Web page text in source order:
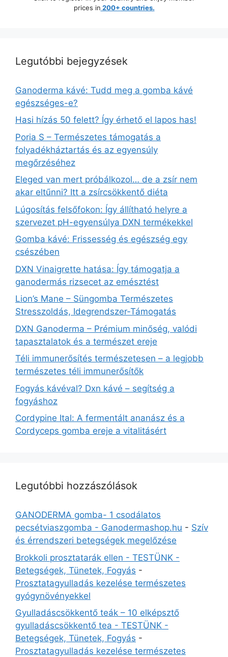
prices in 200+ countries.
Legutóbbi bejegyzések
Ganoderma kávé: Tudd meg a gomba kávé
egészséges-e?
Hasi hízás 50 felett? Így érhető el lapos has!
Poria S – Természetes támogatás a
folyadékháztartás és az egyensúly
megőrzéséhez
Eleged van mert próbálkozol… de a zsír nem
akar eltűnni? Itt a zsírcsökkentő diéta
Lúgosítás felsőfokon: Így állítható helyre a
szervezet pH-egyensúlya DXN termékekkel
Gomba kávé: Frissesség és egészség egy
csészében
DXN Vinaigrette hatása: Így támogatja a
ganodermás rizsecet az emésztést
Lion’s Mane – Süngomba Természetes
Stresszoldás, Idegrendszer‑Támogatás
DXN Ganoderma – Prémium minőség, valódi
tapasztalatok és a természet ereje
Téli immunerősítés természetesen – a legjobb
természetes téli immunerősítők
Fogyás kávéval? Dxn kávé – segítség a
fogyáshoz
Cordypine Ital: A fermentált ananász és a
Cordyceps gomba ereje a vitalitásért
Legutóbbi hozzászólások
GANODERMA gomba- 1 csodálatos
pecsétviaszgomba - Ganodermashop.hu - Szív
és érrendszeri betegségek megelőzése
Brokkoli prosztatarák ellen - TESTÜNK -
Betegségek, Tünetek, Fogyás -
Prosztatagyulladás kezelése természetes
gyógynövényekkel
Gyulladáscsökkentő teák – 10 elképsztő
gyulladáscsökkentő tea - TESTÜNK -
Betegségek, Tünetek, Fogyás -
Prosztatagyulladás kezelése természetes